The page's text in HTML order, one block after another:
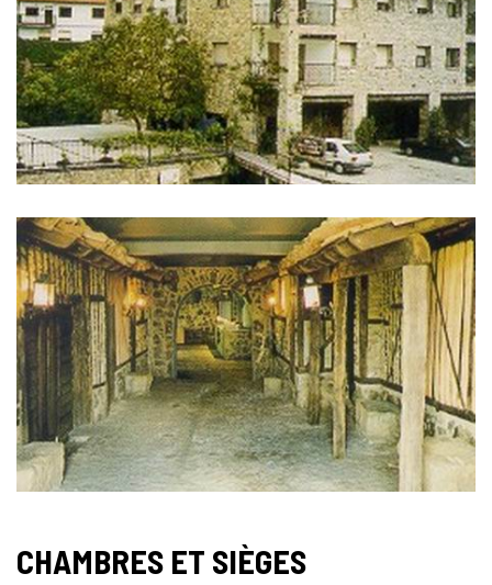
IMAGES
CHAMBRES ET SIÈGES